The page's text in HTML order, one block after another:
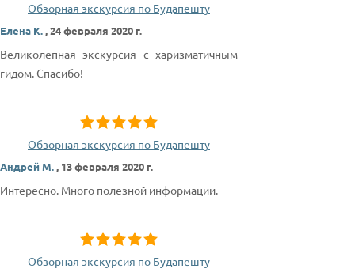
Обзорная экскурсия по Будапешту
Елена К.,24 февраля 2020 г.
Великолепная экскурсия с харизматичным
гидом. Спасибо!
Обзорная экскурсия по Будапешту
Андрей М., 13 февраля 2020 г.
Интересно. Много полезной информации.
Обзорная экскурсия по Будапешту